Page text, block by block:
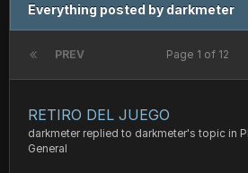
Everything posted by darkmeter
PREV Page 1 of 12
RETIRO DEL JUEGO
darkmeter replied to darkmeter's topic in
General